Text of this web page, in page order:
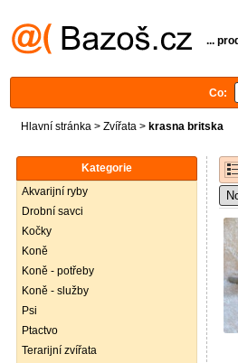
...
Co:
Hlavní stránka > Zvířata > krasna britska
Kategorie
Akvarijní ryby
Drobní savci
Kočky
Koně
Koně - potřeby
Koně - služby
Psi
Ptactvo
Terarijní zvířata